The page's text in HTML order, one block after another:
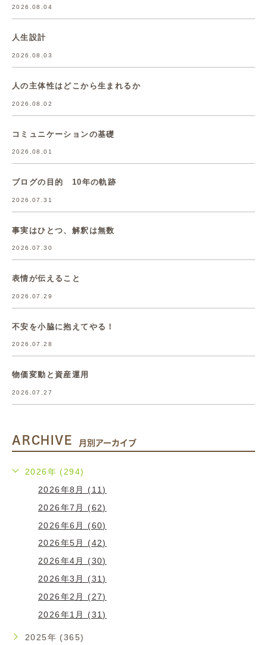
2026.08.04
人生設計
2026.08.03
人の主体性はどこから生まれるか
2026.08.02
コミュニケーションの基礎
2026.08.01
ブログの目的 10年の軌跡
2026.07.31
事実はひとつ、解釈は無数
2026.07.30
表情が伝えること
2026.07.29
不安を小脇に抱えてやる！
2026.07.28
物価変動と資産運用
2026.07.27
ARCHIVE 月別アーカイブ
2026年 (294)
2026年8月 (11)
2026年7月 (62)
2026年6月 (60)
2026年5月 (42)
2026年4月 (30)
2026年3月 (31)
2026年2月 (27)
2026年1月 (31)
2025年 (365)